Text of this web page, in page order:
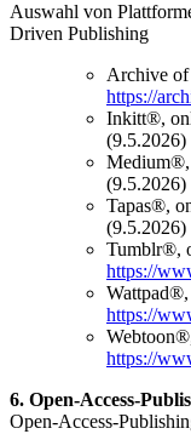
Auswahl von
Driven Publishing
Archive
https://
Inkitt®,
(9.5.2026)
Medium®,
(9.5.2026)
Tapas®,
(9.5.2026)
Tumblr®,
https://
https://
https://
6. Open-Access-
Open-Access-